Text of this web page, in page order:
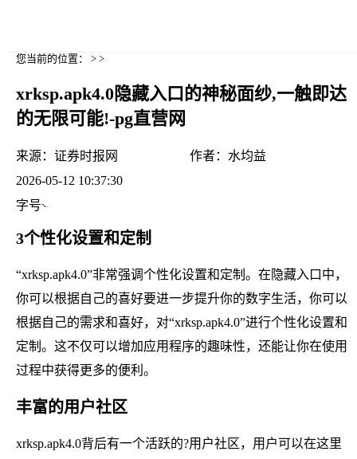
您当前的位置： > >
xrksp.apk4.0隐藏入口的神秘面纱,一触即达
的无限可能!-pg直营网
来源： 证券时报网 作者： 水均益
2026-05-12 10:37:30
字号
3个性化设置和定制
“xrksp.apk4.0”非常强调个性化设置和定制。在隐藏入口中，
你可以根据自己的喜好要进一步提升你的数字生活，你可以
根据自己的需求和喜好，对“xrksp.apk4.0”进行个性化设置和
定制。这不仅可以增加应用程序的趣味性，还能让你在使用
过程中获得更多的便利。
丰富的用户社区
xrksp.apk4.0背后有一个活跃的?用户社区，用户可以在这里